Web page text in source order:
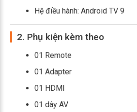
Hệ điều hành: Android TV 9
2. Phụ kiện kèm theo
01 Remote
01 Adapter
01 HDMI
01 dây AV